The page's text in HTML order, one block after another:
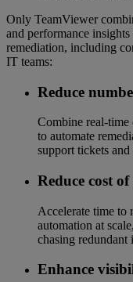
Only TeamViewer
and performance
remediation, including
IT teams:
Reduce
Combine
to automate
support tickets
Reduce cost
Accelerate time to
automation at
chasing redundant
Enhance